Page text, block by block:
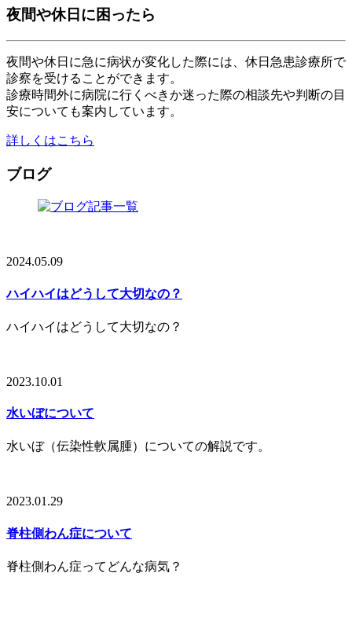
夜間や休日に困ったら
夜間や休日に急に病状が変化した際には、休日急患診療所で
診察を受けることができます。
診療時間外に病院に行くべきか迷った際の相談先や判断の目
安についても案内しています。
詳しくはこちら
ブログ
2024.05.09
ハイハイはどうして大切なの？
ハイハイはどうして大切なの？
2023.10.01
水いぼについて
水いぼ（伝染性軟属腫）についての解説です。
2023.01.29
脊柱側わん症について
脊柱側わん症ってどんな病気？